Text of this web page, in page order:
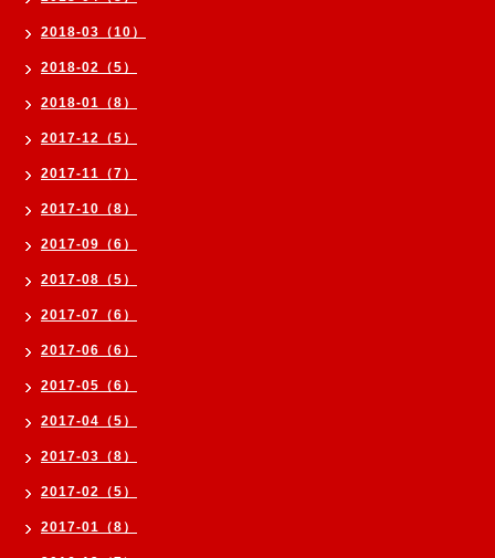
2018-03（10）
2018-02（5）
2018-01（8）
2017-12（5）
2017-11（7）
2017-10（8）
2017-09（6）
2017-08（5）
2017-07（6）
2017-06（6）
2017-05（6）
2017-04（5）
2017-03（8）
2017-02（5）
2017-01（8）